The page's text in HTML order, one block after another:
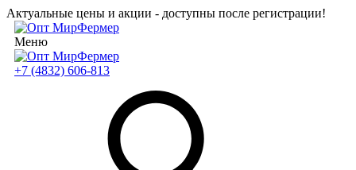
Актуальные цены и акции - доступны после регистрации!
Меню
+7 (4832) 606-813